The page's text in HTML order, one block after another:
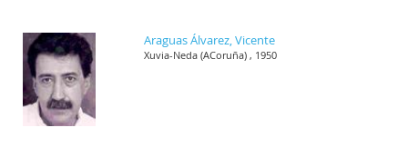
Araguas Álvarez, Vicente
Xuvia-Neda (ACoruña) , 1950